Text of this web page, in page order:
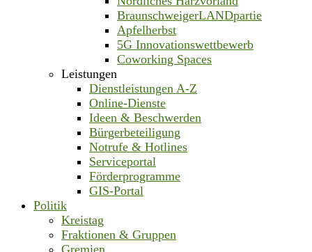
BraunschweigerLANDpartie
Apfelherbst
5G Innovationswettbewerb
Coworking Spaces
Leistungen
Dienstleistungen A-Z
Online-Dienste
Ideen & Beschwerden
Bürgerbeteiligung
Notrufe & Hotlines
Serviceportal
Förderprogramme
GIS-Portal
Politik
Kreistag
Fraktionen & Gruppen
Gremien